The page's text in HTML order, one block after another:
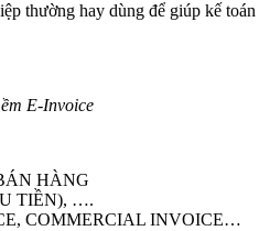
thường hay dùng để giúp kế
E-Invoice
HÀNG
TIỀN), ….
COMMERCIAL INVOICE…